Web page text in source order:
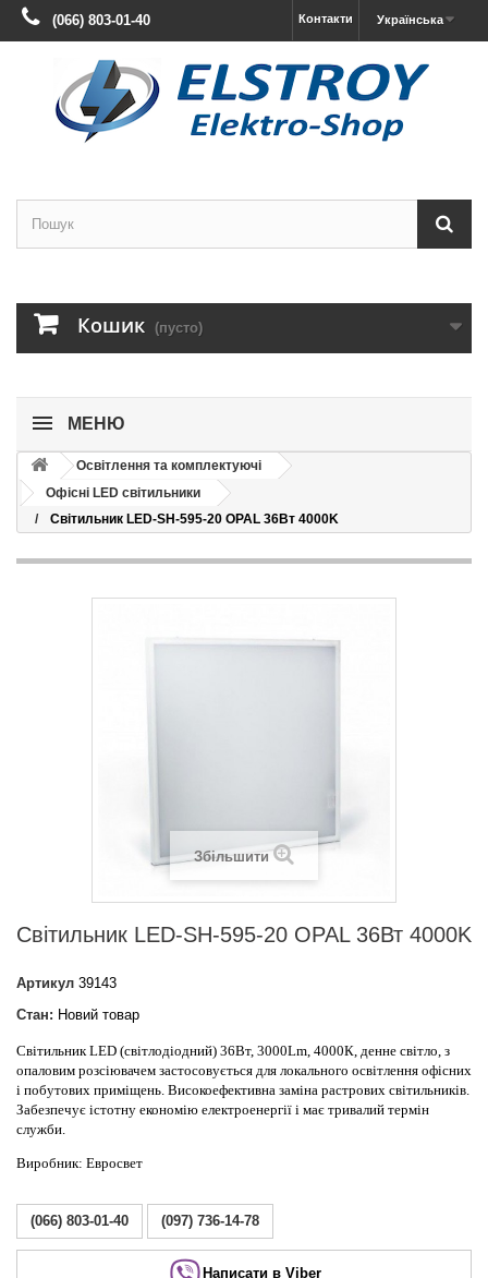
Українська
Контакти
(066) 803-01-40
Кошик (пусто)
МЕНЮ
Освітлення та комплектуючі
Офісні LED світильники
Світильник LED-SH-595-20 OPAL 36Вт 4000K
Збільшити
Світильник LED-SH-595-20 OPAL 36Вт 4000K
Артикул 39143
Стан: Новий товар
Світильник LED (світлодіодний) 36Вт, 3000Lm, 4000К, денне світло, з
опаловим розсіювачем застосовується для локального освітлення офісних
і побутових приміщень. Високоефективна заміна растрових світильників.
Забезпечує істотну економію електроенергії і має тривалий термін
служби.
Виробник: Евросвет
(066) 803-01-40 (097) 736-14-78
Написати в Viber